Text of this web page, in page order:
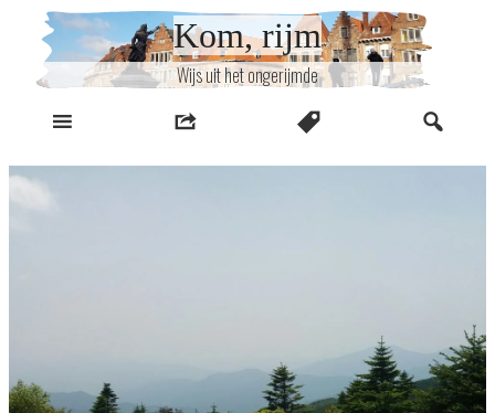
inhoud
Kom, rijm
Wijs uit het ongerijmde